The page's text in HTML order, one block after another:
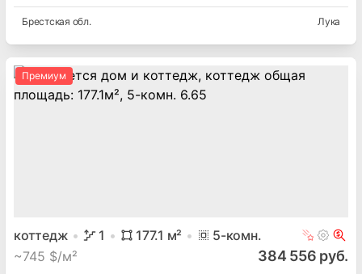
Брестская обл. Лука
Премиум
коттедж 1 177.1 м² 5-комн.
~745 $/м² 384 556 руб.